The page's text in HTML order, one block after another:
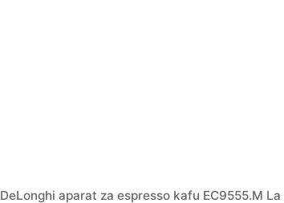
DeLonghi aparat za espresso kafu EC9555.M